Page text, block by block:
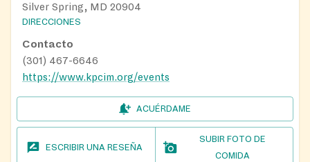
Silver Spring, MD 20904
DIRECCIONES
Contacto
(301) 467-6646
https://www.kpcim.org/events
ACUÉRDAME
ESCRIBIR UNA RESEÑA
SUBIR FOTO DE
COMIDA